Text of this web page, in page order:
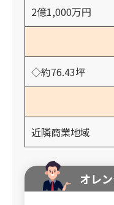
2億1,000万円
◇約76.43坪
近隣商業地域
オレ